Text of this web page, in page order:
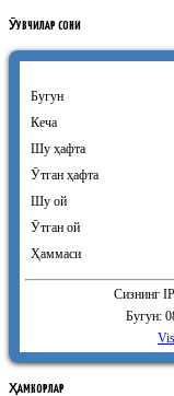
ӮҚУВЧИЛАРСОНИ
Бугун
Кеча
Шу ҳафта
Ӯтган ҳафта
Шу ой
Ӯтган ой
Ҳаммаси
Сизнинг
Бугун:
ҲАМКОРЛАР